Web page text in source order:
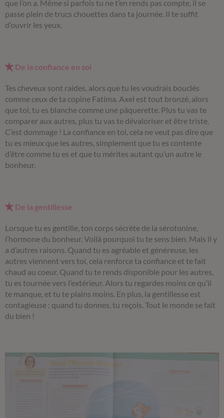
que l’on a. Même si parfois tu ne t’en rends pas compte, il se
passe plein de trucs chouettes dans ta journée. Il te suffit
d’ouvrir les yeux.
De la confiance en soi
Tes cheveux sont raides, alors que tu les voudrais bouclés
comme ceux de ta copine Fatima. Axel est tout bronzé, alors
que toi, tu es blanche comme une pâquerette. Plus tu vas te
comparer aux autres, plus tu vas te dévaloriser et être triste.
C’est dommage ! La confiance en toi, cela ne veut pas dire que
tu es mieux que les autres, simplement que tu es contente
d’être comme tu es et que tu mérites autant qu’un autre le
bonheur.
De la gentillesse
Lorsque tu es gentille, ton corps sécrète de la sérotonine,
l’hormone du bonheur. Voilà pourquoi tu te sens bien. Mais il y
a d’autres raisons. Quand tu es agréable et généreuse, les
autres viennent vers toi, cela renforce ta confiance et te fait
chaud au coeur. Quand tu te rends disponible pour les autres,
tu es tournée vers l’extérieur. Alors tu regardes moins ce qu’il
te manque, et tu te plains moins. En plus, la gentillesse est
contagieuse : quand tu donnes, tu reçois. Tout le monde se fait
du bien !